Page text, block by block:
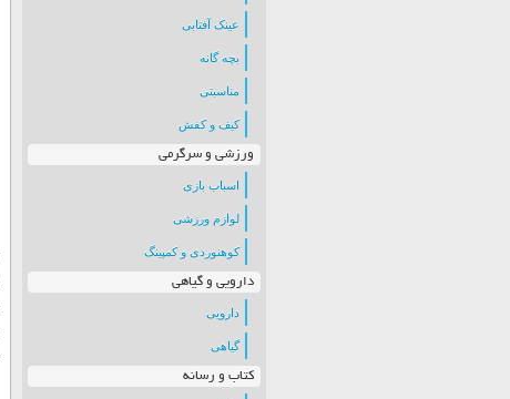
عینک آفتابی
بچه گانه
مناسبتی
کیف و کفش
ورزشی و سرگرمی
اسباب بازی
لوازم ورزشی
کوهنوردی و کمپینگ
دارویی و گیاهی
دارویی
گیاهی
کتاب و رسانه